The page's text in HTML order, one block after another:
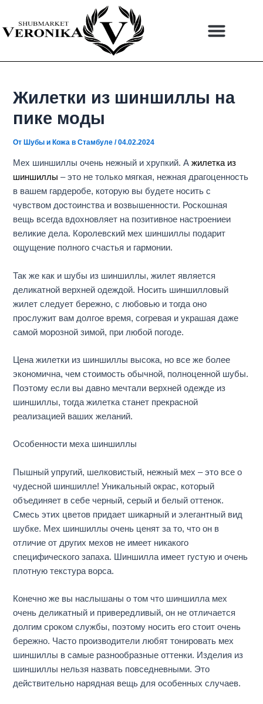
содержимому
Жилетки из шиншиллы на
пике моды
ОтШубы и Кожа в Стамбуле/04.02.2024
Мех шиншиллы очень нежный и хрупкий. Ажилетка из
шиншиллы – это не только мягкая, нежная драгоценность
в вашем гардеробе, которую вы будете носить с
чувством достоинства и возвышенности. Роскошная
вещь всегда вдохновляет на позитивное настроениеи
великие дела. Королевский мех шиншиллы подарит
ощущение полного счастья и гармонии.
Так же как и шубы из шиншиллы, жилет является
деликатной верхней одеждой. Носить шиншилловый
жилет следует бережно, с любовью и тогда оно
прослужит вам долгое время, согревая и украшая даже
самой морозной зимой, при любой погоде.
Цена жилетки из шиншиллы высока, но все же более
экономична, чем стоимость обычной, полноценной шубы.
Поэтому если вы давно мечтали верхней одежде из
шиншиллы, тогда жилетка станет прекрасной
реализацией ваших желаний.
Особенности меха шиншиллы
Пышный упругий, шелковистый, нежный мех – это все о
чудесной шиншилле! Уникальный окрас, который
объединяет в себе черный, серый и белый оттенок.
Смесь этих цветов придает шикарный и элегантный вид
шубке. Мех шиншиллы очень ценят за то, что он в
отличие от других мехов не имеет никакого
специфического запаха. Шиншилла имеет густую и очень
плотную текстура ворса.
Конечно же вы наслышаны о том что шиншилла мех
очень деликатный и привередливый, он не отличается
долгим сроком службы, поэтому носить его стоит очень
бережно. Часто производители любят тонировать мех
шиншиллы в самые разнообразные оттенки. Изделия из
шиншиллы нельзя назвать повседневными. Это
действительно нарядная вещь для особенных случаев.
записям